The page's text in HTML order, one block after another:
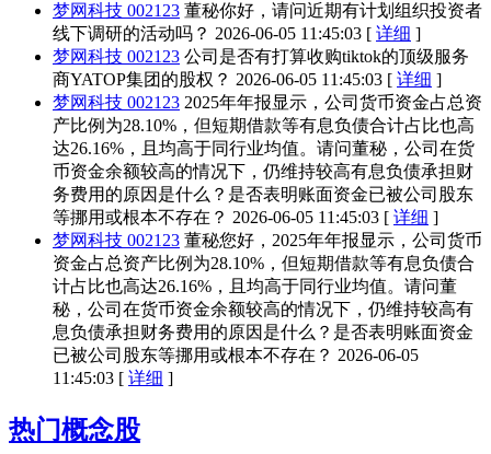
梦网科技 002123 董秘你好，请问近期有计划组织投资者
线下调研的活动吗？ 2026-06-05 11:45:03 [ 详细 ]
梦网科技 002123 公司是否有打算收购tiktok的顶级服务
商YATOP集团的股权？ 2026-06-05 11:45:03 [ 详细 ]
梦网科技 002123 2025年年报显示，公司货币资金占总资
产比例为28.10%，但短期借款等有息负债合计占比也高
达26.16%，且均高于同行业均值。请问董秘，公司在货
币资金余额较高的情况下，仍维持较高有息负债承担财
务费用的原因是什么？是否表明账面资金已被公司股东
等挪用或根本不存在？ 2026-06-05 11:45:03 [ 详细 ]
梦网科技 002123 董秘您好，2025年年报显示，公司货币
资金占总资产比例为28.10%，但短期借款等有息负债合
计占比也高达26.16%，且均高于同行业均值。请问董
秘，公司在货币资金余额较高的情况下，仍维持较高有
息负债承担财务费用的原因是什么？是否表明账面资金
已被公司股东等挪用或根本不存在？ 2026-06-05
11:45:03 [ 详细 ]
热门概念股